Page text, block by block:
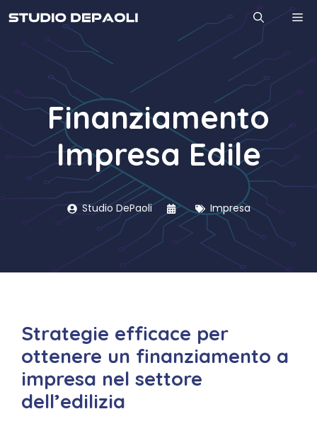
al
contenuto
Finanziamento
Impresa Edile
Studio DePaoli Impresa
Strategie efficace per
ottenere un finanziamento a
impresa nel settore
dell’edilizia